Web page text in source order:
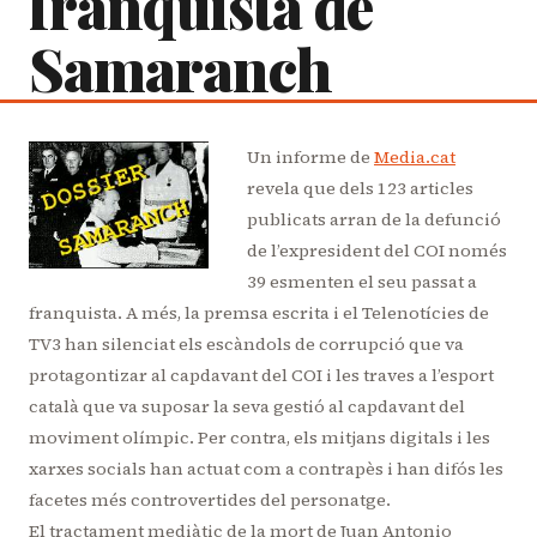
Samaranch
Un informe de Media.cat
revela que dels 123 articles
publicats arran de la defunció
de l’expresident del COI només
39 esmenten el seu passat a
franquista. A més, la premsa escrita i el Telenotícies de
TV3 han silenciat els escàndols de corrupció que va
protagontizar al capdavant del COI i les traves a l’esport
català que va suposar la seva gestió al capdavant del
moviment olímpic. Per contra, els mitjans digitals i les
xarxes socials han actuat com a contrapès i han difós les
facetes més controvertides del personatge.
El tractament mediàtic de la mort de Juan Antonio